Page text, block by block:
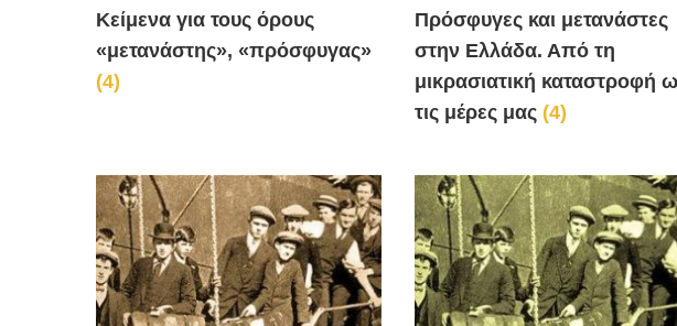
Κείμενα για τους όρους
«μετανάστης», «πρόσφυγας»
(4)
Πρόσφυγες και μετανάστες
στην Ελλάδα. Από τη
μικρασιατική καταστροφή
τις μέρες μας (4)